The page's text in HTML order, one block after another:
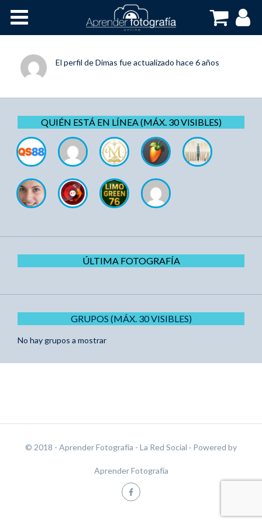
Cursos OnLine
El perfil deDimas fue actualizado hace 6 años
QUIÉN ESTÁ EN LÍNEA (MÁX. 30 VISIBLES)
ÚLTIMA FOTOGRAFÍA
GRUPOS (MÁX. 30 VISIBLES)
No hay grupos a mostrar
© 2018 - Aprender Fotografía - La Red Social · Powered by
Aprender Fotografía